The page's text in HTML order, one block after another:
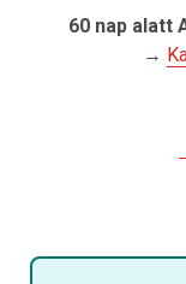
60 nap alatt
→